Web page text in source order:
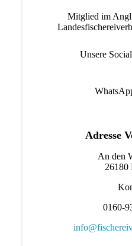
Mitglied im
Unsere
Adresse
An den
26180
0160-